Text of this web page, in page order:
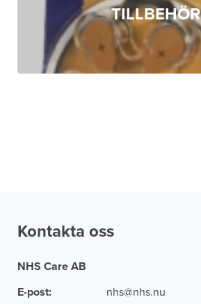
TILLBEHÖR
Kontakta oss
NHS Care AB
E-post:
nhs@nhs.nu